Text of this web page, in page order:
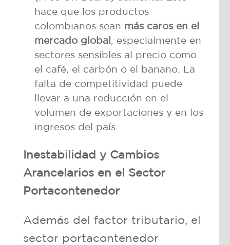
hace que los productos
colombianos sean más caros en el
mercado global, especialmente en
sectores sensibles al precio como
el café, el carbón o el banano. La
falta de competitividad puede
llevar a una reducción en el
volumen de exportaciones y en los
ingresos del país.
Inestabilidad y Cambios
Arancelarios en el Sector
Portacontenedor
Además del factor tributario, el
sector portacontenedor